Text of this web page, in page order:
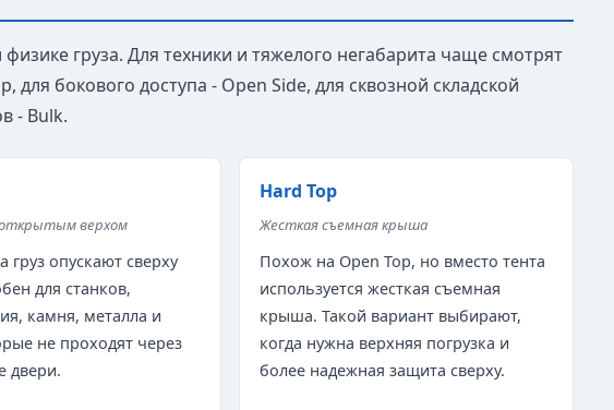
груза. Для техники и тяжелого негабарита чаще смотрят
для бокового доступа - Open Side, для сквозной складской
- Bulk.
верхом
груз опускают сверху
для станков,
камня, металла и
не проходят через
двери.
Hard Top
Жесткая съемная крыша
Похож на Open Top, но вместо тента
используется жесткая съемная
крыша. Такой вариант выбирают,
когда нужна верхняя погрузка и
более надежная защита сверху.